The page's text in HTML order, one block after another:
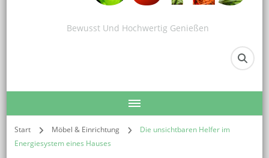
Bewusst Und Hochwertig Genießen
Start Möbel & Einrichtung
Die unsichtbaren Helfer im
Energiesystem eines Hauses